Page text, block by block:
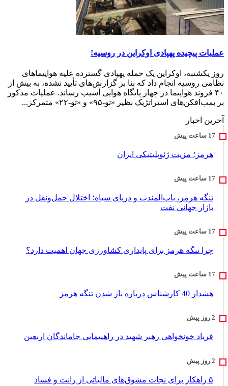
عملیات پیچیده پهپادی اوکراین در روسیه!
روز یکشنبه، اوکراین یک حمله پهپادی گسترده علیه هواپیماهای
نظامی روسیه انجام داد که بنا بر گزارش‌های تأیید نشده، به بیش از
۴۰ فروند هواپیما در چهار پایگاه هوایی آسیب رساند. عملیات مذکور
بر بمب‌افکن‌های استراتژیک نظیر «تو-۹۵» و «تو-۲۲» متمرکز...
آخرین اخبار
هرمز؛ مزیت ژئوپلیتیکی ایران
تنگه هرمز، باب‌المندب و دریای سیاه؛ اختلال حمل‌ونقل در
بازار جهانی نفت
چرا تنگه هرمز برای پایداری کشاورزی جهان اهمیت دارد؟
هشدار 40 کارشناس درباره باز شدن تنگه هرمز
فریاد خونخواهی رهبر شهید در راهپیمایی جاماندگان اربعین
۵ راهکار برای نجات مشوق‌های مالیاتی از رانت و فساد